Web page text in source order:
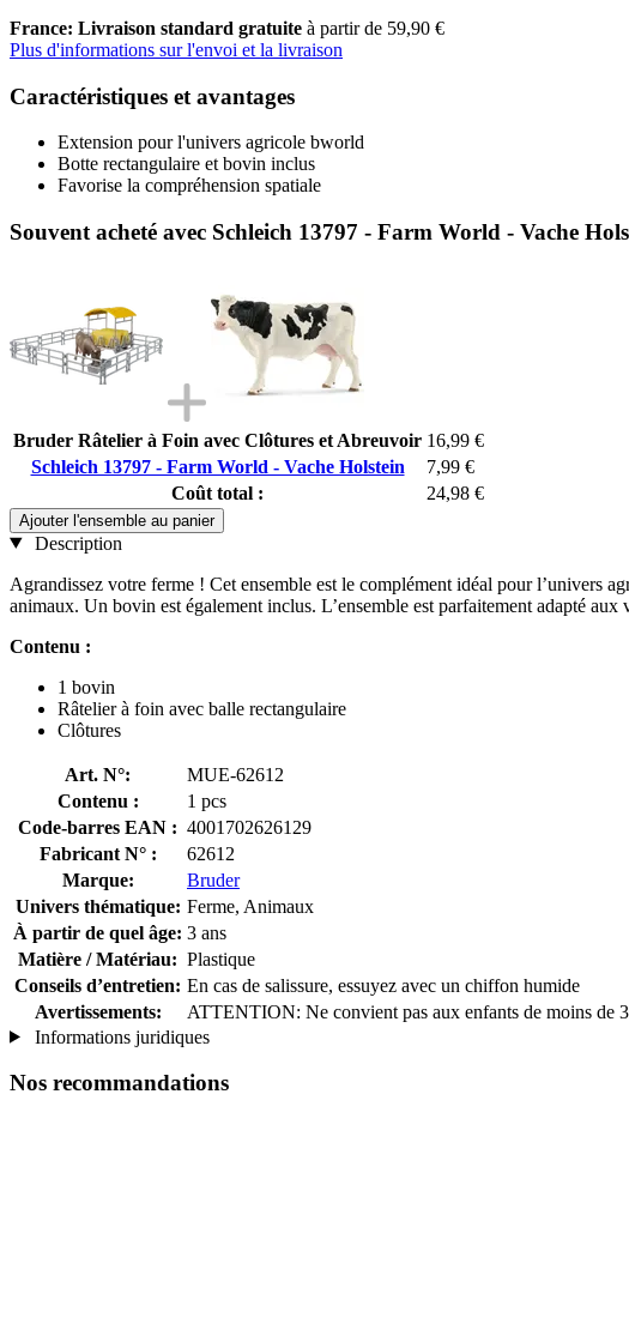
France: Livraison standard gratuite à partir de 59,90 €
Plus d'informations sur l'envoi et la livraison
Caractéristiques et avantages
Extension pour l'univers agricole bworld
Botte rectangulaire et bovin inclus
Favorise la compréhension spatiale
Souvent acheté avec Schleich 13797 - Farm World - Vache
Bruder Râtelier à Foin avec Clôtures et Abreuvoir 16,99 €
Schleich 13797 - Farm World - Vache Holstein
7,99 €
Coût total :
24,98 €
Ajouter l'ensemble au panier
Description
Agrandissez votre ferme ! Cet ensemble est le complément idéal pour l’univers
animaux. Un bovin est également inclus. L’ensemble est parfaitement adapté
Contenu :
1 bovin
Râtelier à foin avec balle rectangulaire
Clôtures
Art. N°:
MUE-62612
Contenu :
1 pcs
Code-barres EAN : 4001702626129
Fabricant N° :
62612
Marque:
Bruder
Univers thématique: Ferme, Animaux
À partir de quel âge: 3 ans
Matière / Matériau: Plastique
Conseils d’entretien: En cas de salissure, essuyez avec un chiffon humide
Avertissements:
ATTENTION: Ne convient pas aux enfants de moins de
Informations juridiques
Nos recommandations